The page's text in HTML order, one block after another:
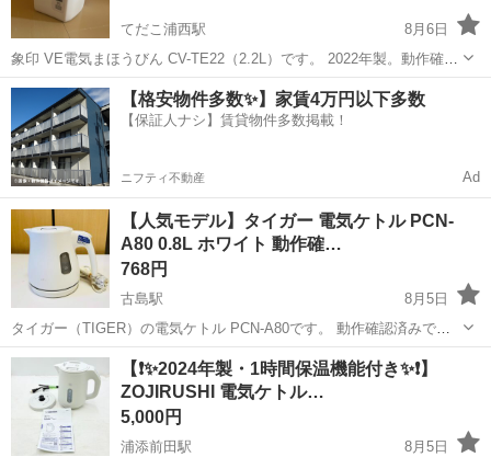
てだこ浦西駅
8月6日
象印 VE電気まほうびん CV-TE22（2.2L）です。 2022年製。動作確認
済み。 使用に伴う細かな汚れはありますが、全体的にきれいです。 ク
エン酸洗浄・簡易清掃済み。 電源コード付属。 中古品のためご理解い
ただける方...
沖縄 沖縄市 てだこ浦西駅 キッチン家電
【格安物件多数✨】家賃4万円以下多数
【保証人ナシ】賃貸物件多数掲載！
ニフティ不動産 Ad
【人気モデル】タイガー 電気ケトル PCN-
A80 0.8L ホワイト 動作確…
768円
古島駅
8月5日
タイガー（TIGER）の電気ケトル PCN-A80です。 動作確認済みで、
問題なくご使用いただけます。 お湯がすぐ沸くので、コーヒー・お
茶・カップ麺などに便利です。 【商品詳細】 ・メーカー：タイガー
（T...
沖縄 那覇市 キッチン家電
【❗️✨2024年製・1時間保温機能付き✨❗️】
ZOJIRUSHI 電気ケトル…
5,000円
浦添前田駅
8月5日